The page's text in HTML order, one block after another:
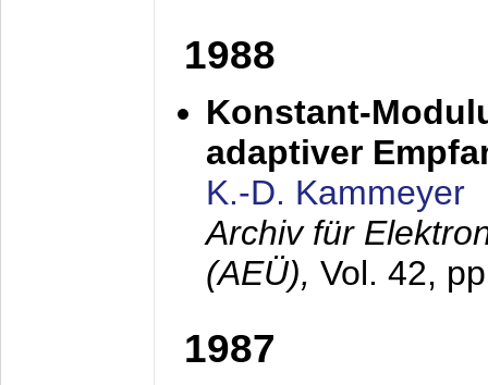
1988
Konstant-
adaptiver
K.-D. Kammeyer
Archiv für
(AEÜ), Vol. 42,
1987